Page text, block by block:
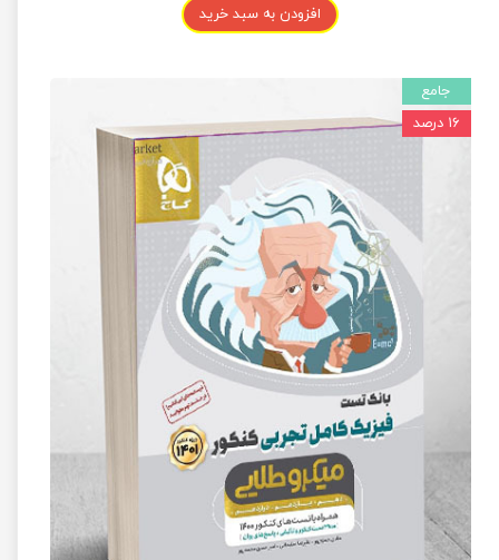
افزودن به سبد خرید
جامع
۱۶ درصد